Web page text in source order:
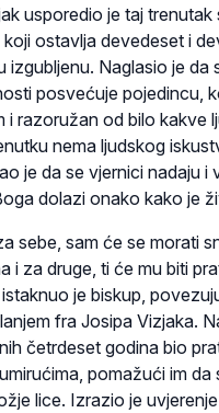
usporedio je taj
koji ostavlja devedeset i
izgubljenu. Naglasio je da
posvećuje pojedincu,
i razoružan od bilo kakve
nema ljudskog
je da se vjernici nadaju i
dolazi onako kako je
sebe, sam će se morati
i za druge, ti će mu biti
je biskup,
fra Josipa Vizjaka.
četrdeset godina bio
pomažući im da
lice. Izrazio je